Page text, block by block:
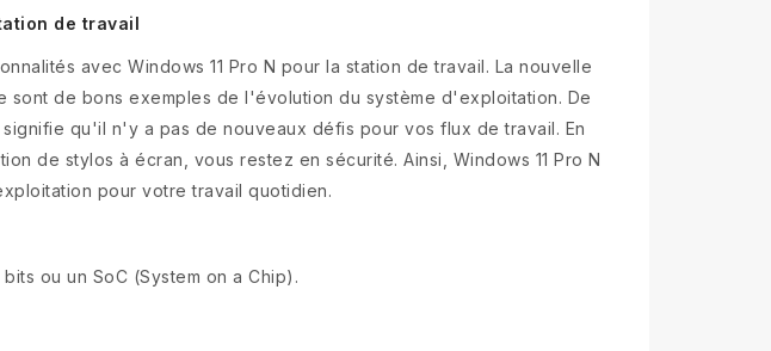
de travail
avec Windows 11 Pro N pour la station de travail. La nouvelle
de bons exemples de l'évolution du système d'exploitation. De
qu'il n'y a pas de nouveaux défis pour vos flux de travail. En
de stylos à écran, vous restez en sécurité. Ainsi, Windows 11 Pro N
pour votre travail quotidien.
ou un SoC (System on a Chip).